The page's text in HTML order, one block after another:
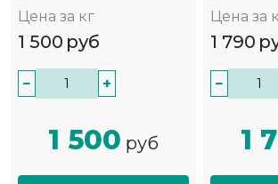
Цена за кг
1 500 руб
− +
1 500 руб
Цена за
1 790
−
1